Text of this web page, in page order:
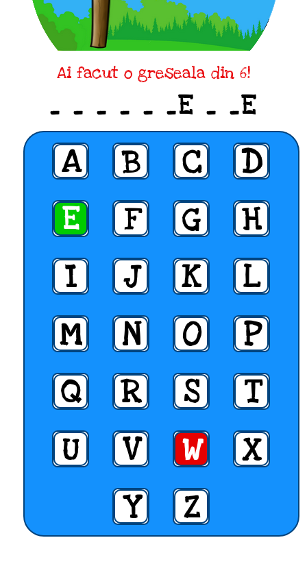
Ai facut o greseala din 6!
_ _ _ _ _ _E _ _E
A B C
D
E
F G
H
I
J K
L
M
N O
P
Q
R S
T
U
V W
X
Y
Z